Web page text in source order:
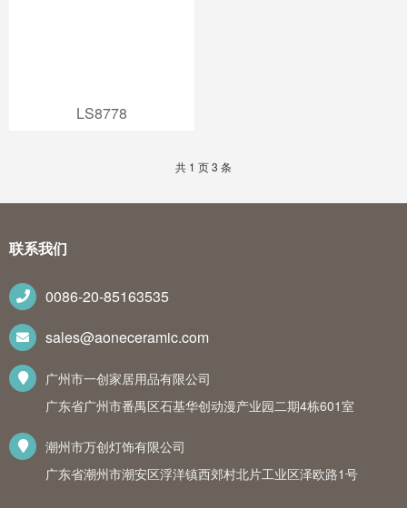
LS8778
共 1 页 3 条
联系我们
0086-20-85163535
sales@aoneceramic.com
广州市一创家居用品有限公司
广东省广州市番禺区石基华创动漫产业园二期4栋601室
潮州市万创灯饰有限公司
广东省潮州市潮安区浮洋镇西郊村北片工业区泽欧路1号